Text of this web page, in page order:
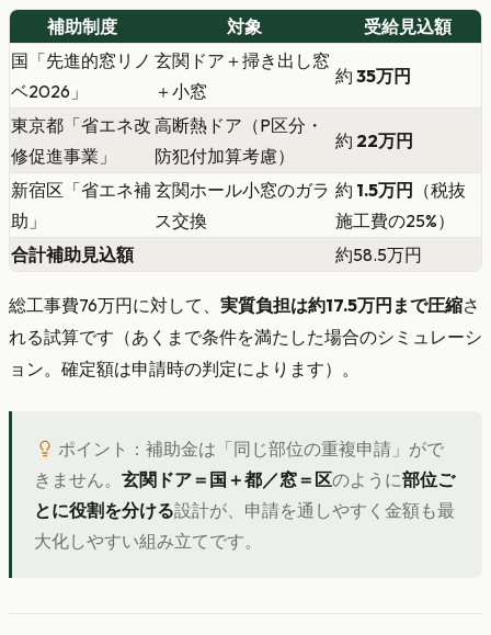
補助制度 対象
受給見込額
国「先進的窓リノ
ベ2026」
玄関ドア＋掃き出し窓
＋小窓
約 35万円
東京都「省エネ改
修促進事業」
高断熱ドア（P区分・
防犯付加算考慮）
約 22万円
新宿区「省エネ補
助」
玄関ホール小窓のガラ
ス交換
約 1.5万円
（税抜
施工費の25%）
合計補助見込額
約58.5万円
総工事費76万円に対して、 実質負担は約17.5万円まで圧縮さ
れる試算です（あくまで条件を満たした場合のシミュレーシ
ョン。確定額は申請時の判定によります）。
ポイント：補助金は「同じ部位の重複申請」がで
きません。 玄関ドア＝国＋都／窓＝区のように部位ご
とに役割を分ける設計が、申請を通しやすく金額も最
大化しやすい組み立てです。